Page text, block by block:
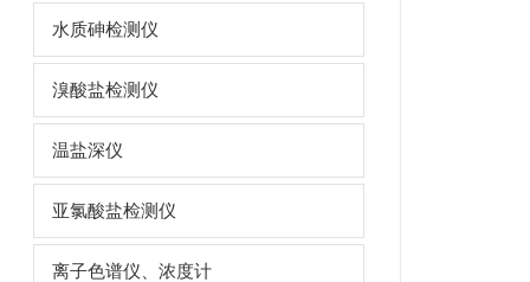
水质砷检测仪
溴酸盐检测仪
温盐深仪
亚氯酸盐检测仪
离子色谱仪、浓度计